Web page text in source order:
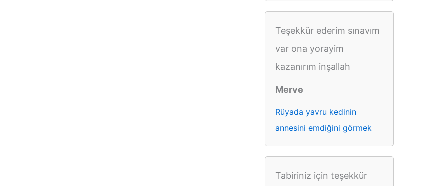
Teşekkür ederim sınavım
var ona yorayim
kazanırım inşallah
Merve
Rüyada yavru kedinin
annesini emdiğini görmek
Tabiriniz için teşekkür